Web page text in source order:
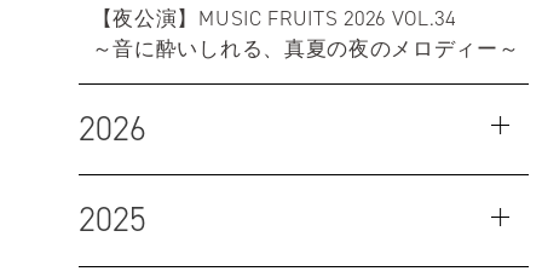
【夜公演】MUSIC FRUITS 2026 VOL.34
～音に酔いしれる、真夏の夜のメロディー～
2026
2025